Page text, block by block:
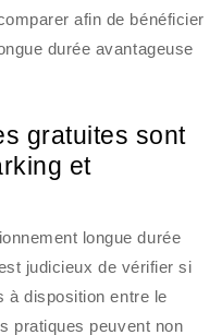
afin de bénéficier
durée avantageuse
gratuites sont
et
longue durée
judicieux de vérifier si
à disposition entre le
pratiques peuvent non